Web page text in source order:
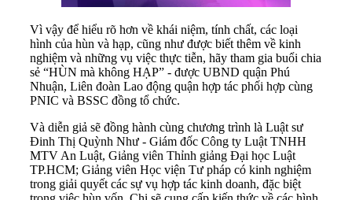
Vì vậy để hiểu rõ hơn về khái niệm, tính chất, các loại
hình của hùn và hạp, cũng như được biết thêm về kinh
nghiệm và những vụ việc thực tiễn, hãy tham gia buổi chia
sẻ “HÙN mà không HẠP” - được UBND quận Phú
Nhuận, Liên đoàn Lao động quận hợp tác phối hợp cùng
PNIC và BSSC đồng tổ chức.
Và diễn giả sẽ đồng hành cùng chương trình là Luật sư
Đinh Thị Quỳnh Như - Giám đốc Công ty Luật TNHH
MTV An Luật, Giảng viên Thỉnh giảng Đại học Luật
TP.HCM; Giảng viên Học viện Tư pháp có kinh nghiệm
trong giải quyết các sự vụ hợp tác kinh doanh, đặc biệt